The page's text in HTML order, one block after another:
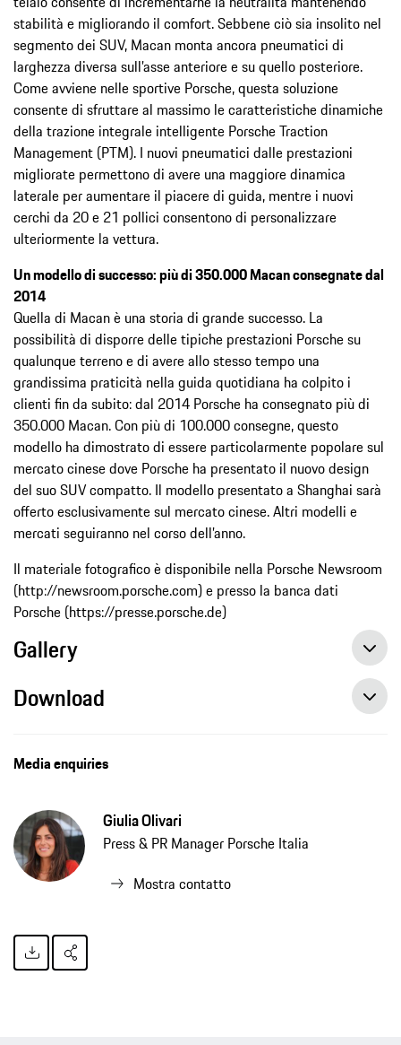
stabilità e migliorando il comfort. Sebbene ciò sia insolito nel
segmento dei SUV, Macan monta ancora pneumatici di
larghezza diversa sull’asse anteriore e su quello posteriore.
Come avviene nelle sportive Porsche, questa soluzione
consente di sfruttare al massimo le caratteristiche dinamiche
della trazione integrale intelligente Porsche Traction
Management (PTM). I nuovi pneumatici dalle prestazioni
migliorate permettono di avere una maggiore dinamica
laterale per aumentare il piacere di guida, mentre i nuovi
cerchi da 20 e 21 pollici consentono di personalizzare
ulteriormente la vettura.
Un modello di successo: più di 350.000 Macan consegnate dal
2014
Quella di Macan è una storia di grande successo. La
possibilità di disporre delle tipiche prestazioni Porsche su
qualunque terreno e di avere allo stesso tempo una
grandissima praticità nella guida quotidiana ha colpito i
clienti fin da subito: dal 2014 Porsche ha consegnato più di
350.000 Macan. Con più di 100.000 consegne, questo
modello ha dimostrato di essere particolarmente popolare sul
mercato cinese dove Porsche ha presentato il nuovo design
del suo SUV compatto. Il modello presentato a Shanghai sarà
offerto esclusivamente sul mercato cinese. Altri modelli e
mercati seguiranno nel corso dell’anno.
Il materiale fotografico è disponibile nella Porsche Newsroom
(http://newsroom.porsche.com) e presso la banca dati
Porsche (https://presse.porsche.de)
Gallery
Download
Media enquiries
Giulia Olivari
Press & PR Manager Porsche Italia
Mostra contatto